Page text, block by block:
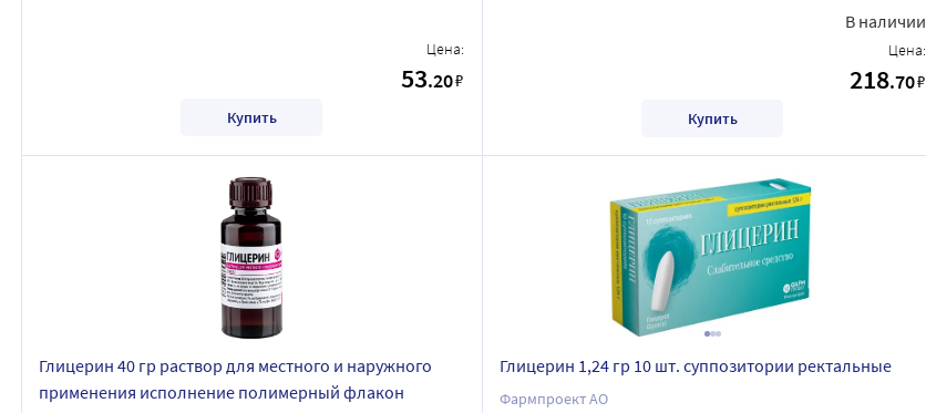
Цена:
53.20₽
Купить
В наличии
Цена:
218.70₽
Купить
Глицерин 40 гр раствор для местного и наружного
применения исполнение полимерный флакон
Глицерин 1,24 гр 10 шт. суппозитории ректальные
Фармпроект АО